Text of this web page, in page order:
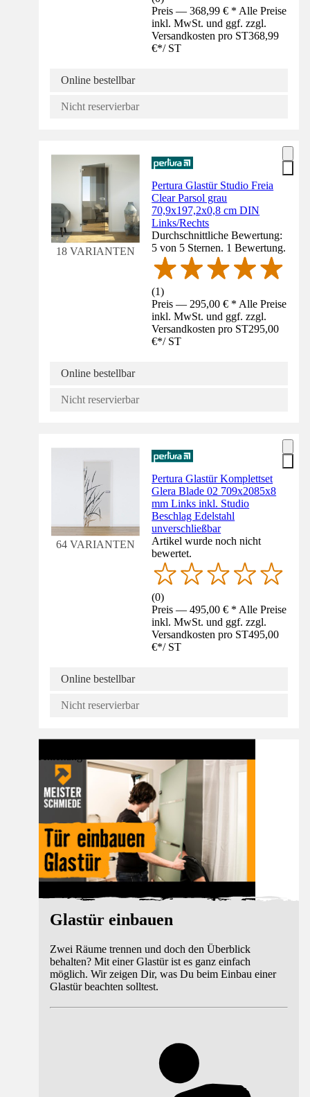
Preis — 368,99 € * Alle Preise
inkl. MwSt. und ggf. zzgl.
Versandkosten pro ST368,99
€*/ ST
Online bestellbar
Nicht reservierbar
18 VARIANTEN
Pertura Glastür Studio Freia
Clear Parsol grau
70,9x197,2x0,8 cm DIN
Links/Rechts
Durchschnittliche Bewertung:
5 von 5 Sternen. 1 Bewertung.
(1)
Preis — 295,00 € * Alle Preise
inkl. MwSt. und ggf. zzgl.
Versandkosten pro ST295,00
€*/ ST
Online bestellbar
Nicht reservierbar
64 VARIANTEN
Pertura Glastür Komplettset
Glera Blade 02 709x2085x8
mm Links inkl. Studio
Beschlag Edelstahl
unverschließbar
Artikel wurde noch nicht
bewertet.
(0)
Preis — 495,00 € * Alle Preise
inkl. MwSt. und ggf. zzgl.
Versandkosten pro ST495,00
€*/ ST
Online bestellbar
Nicht reservierbar
Glastür einbauen
Zwei Räume trennen und doch den Überblick
behalten? Mit einer Glastür ist es ganz einfach
möglich. Wir zeigen Dir, was Du beim Einbau einer
Glastür beachten solltest.